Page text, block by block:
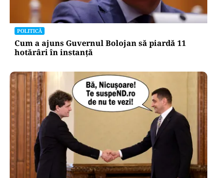
CULTURĂ
Dileme lingvistice: Parlamentul a legalizat
„persoana care are relații asemănătoare
acelora dintre soți”.
POLITICĂ